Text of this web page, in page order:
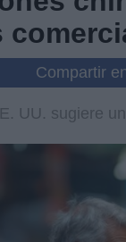
Compartir
UU. sugiere